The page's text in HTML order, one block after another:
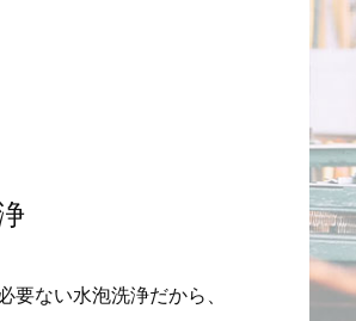
要ない水泡洗浄だから、